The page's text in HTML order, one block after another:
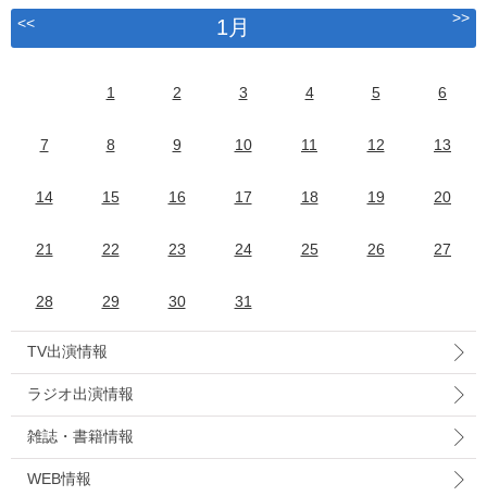
<< 1月 >>
1 2 3 4 5 6
7 8 9 10 11 12 13
14 15 16 17 18 19 20
21 22 23 24 25 26 27
28 29 30 31
TV出演情報
ラジオ出演情報
雑誌・書籍情報
WEB情報